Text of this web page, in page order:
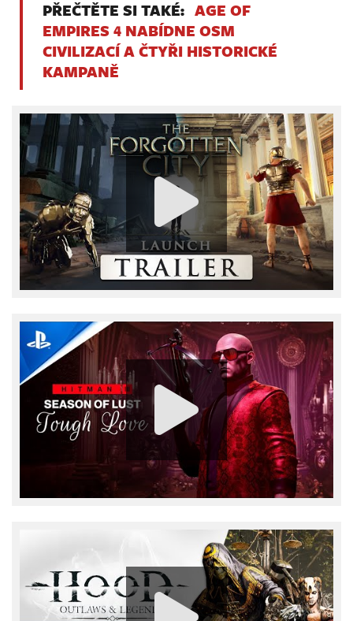
PŘEČTĚTE SI TAKÉ: AGE OF
EMPIRES 4 NABÍDNE OSM
CIVILIZACÍ A ČTYŘI HISTORICKÉ
KAMPANĚ